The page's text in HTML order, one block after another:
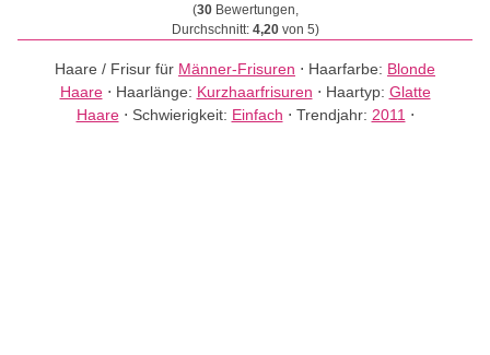
(30Bewertungen,
Durchschnitt: 4,20von 5)
Haare / Frisur für Männer-Frisuren ⋅ Haarfarbe: Blonde
Haare⋅ Haarlänge: Kurzhaarfrisuren ⋅ Haartyp: Glatte
Haare⋅ Schwierigkeit: Einfach ⋅ Trendjahr: 2011 ⋅